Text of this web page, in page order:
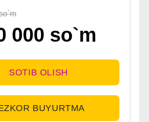
000 so`m
SOTIB OLISH
BUYURTMA